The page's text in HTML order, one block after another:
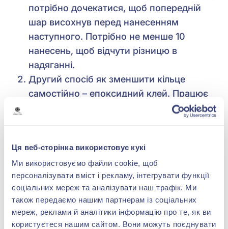
Ця веб-сторінка використовує кукі
Ми використовуємо файли cookie, щоб
персоналізувати вміст і рекламу, інтегрувати функції
соціальних мереж та аналізувати наш трафік. Ми
також передаємо нашим партнерам із соціальних
мереж, реклами й аналітики інформацію про те, як ви
користуєтеся нашим сайтом. Вони можуть поєднувати
потрібно дочекатися, щоб попередній
шар висохнув перед нанесенням
наступного. Потрібно не менше 10
нанесень, щоб відчути різницю в
надяганні.
Другий спосіб як зменшити кільце
самостійно – епоксидний клей. Працює
за аналогією із прозорим лаком, але для
шару.
Існує панацея для домашнього
використання – силіконова накладка під
каблучку. Купити її можна у
спеціалізованих ювелірних салонах.
Накладка кріпиться зсередини шинки та